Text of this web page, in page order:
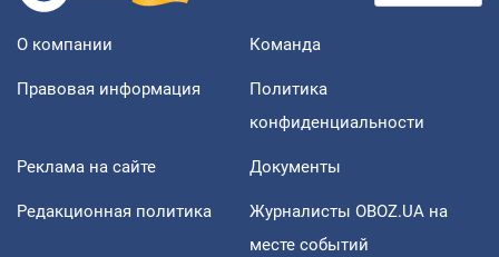
О компании Команда
Правовая информация
Политика
конфиденциальности
Реклама на сайте Документы
Редакционная политика
Журналисты OBOZ.UA на
месте событий